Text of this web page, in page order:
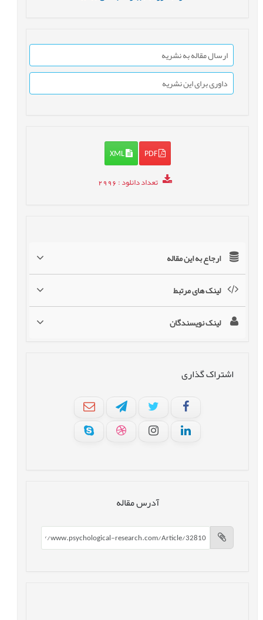
ارسال مقاله به نشریه
داوری برای این نشریه
PDF
XML
تعداد دانلود: 2996
ارجاع به این مقاله
لینک های مرتبط
لینک نویسندگان
اشتراک گذاری
آدرس مقاله